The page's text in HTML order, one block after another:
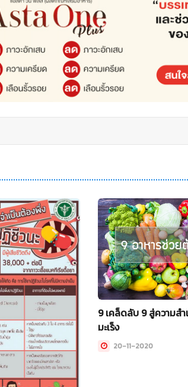
9 เคล็ดลับ 9 สู่ความสำ
มะเร็ง
20-11-2020